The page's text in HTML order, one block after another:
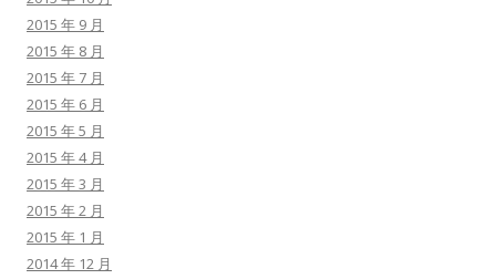
2015 年 9 月
2015 年 8 月
2015 年 7 月
2015 年 6 月
2015 年 5 月
2015 年 4 月
2015 年 3 月
2015 年 2 月
2015 年 1 月
2014 年 12 月